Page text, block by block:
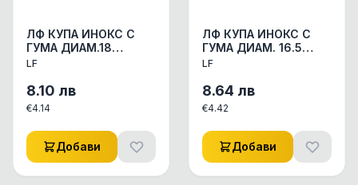
ЛФ КУПА ИНОКС С
ГУМА ДИАМ.18
СМ/0.90Л
КОТЕ КУПИЧКИ/WC
СЪДОВЕ 1бр.
LF
8.10 лв
€4.14
Добави
ЛФ КУПА ИНОКС С
ГУМА ДИАМ. 16.5
СМ/0.700Л
КОТЕ КУПИЧКИ/WC
СЪДОВЕ 1бр.
LF
8.64 лв
€4.42
Добави